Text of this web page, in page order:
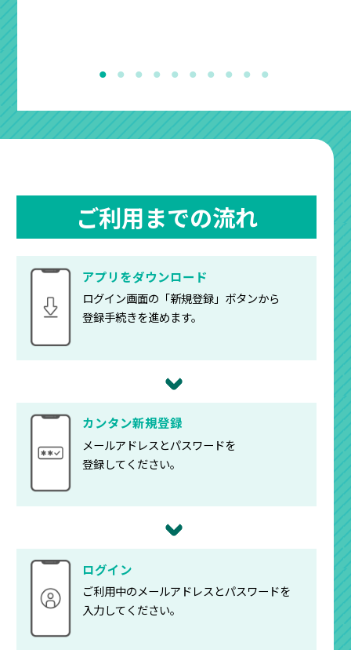
対
ご利用までの流れ
アプリをダウンロード
ログイン画面の「新規登録」ボタンから
登録手続きを進めます。
カンタン新規登録
メールアドレスとパスワードを
登録してください。
ログイン
ご利用中のメールアドレスとパスワードを
入力してください。